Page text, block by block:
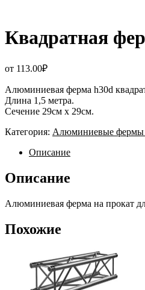
Квадратная
от 113.00₽
Алюминиевая ферма h30d
Длина 1,5 метра.
Сечение 29см х 29см.
Категория: Алюминиевые фермы
Описание
Описание
Алюминиевая ферма на прокат
Похожие